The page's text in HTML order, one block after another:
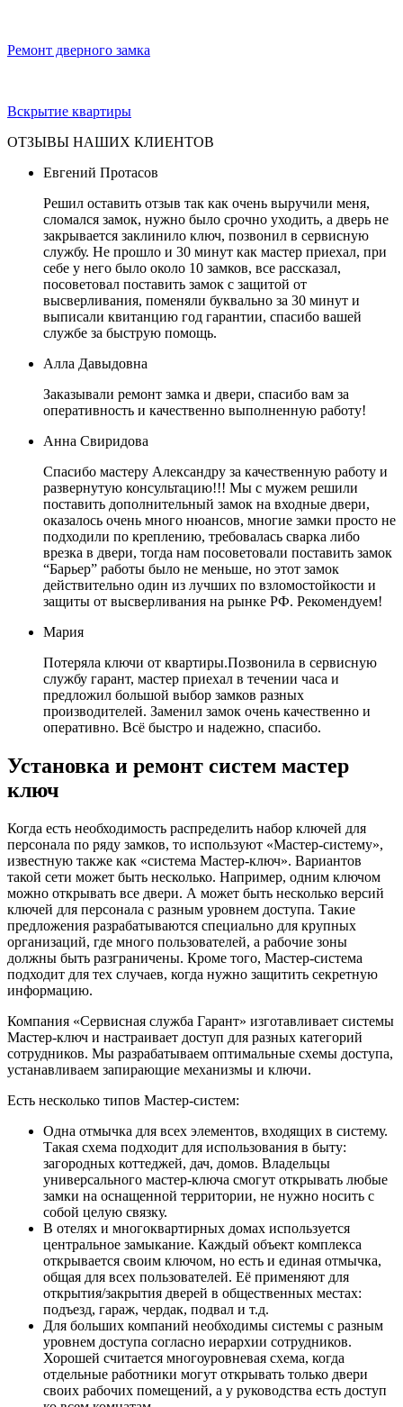
Ремонт дверного замка
Вскрытие квартиры
ОТЗЫВЫ НАШИХ КЛИЕНТОВ
Евгений Протасов
Решил оставить отзыв так как очень выручили меня,
сломался замок, нужно было срочно уходить, а дверь не
закрывается заклинило ключ, позвонил в сервисную
службу. Не прошло и 30 минут как мастер приехал, при
себе у него было около 10 замков, все рассказал,
посоветовал поставить замок с защитой от
высверливания, поменяли буквально за 30 минут и
выписали квитанцию год гарантии, спасибо вашей
службе за быструю помощь.
Алла Давыдовна
Заказывали ремонт замка и двери, спасибо вам за
оперативность и качественно выполненную работу!
Анна Свиридова
Спасибо мастеру Александру за качественную работу и
развернутую консультацию!!! Мы с мужем решили
поставить дополнительный замок на входные двери,
оказалось очень много нюансов, многие замки просто не
подходили по креплению, требовалась сварка либо
врезка в двери, тогда нам посоветовали поставить замок
“Барьер” работы было не меньше, но этот замок
действительно один из лучших по взломостойкости и
защиты от высверливания на рынке РФ. Рекомендуем!
Мария
Потеряла ключи от квартиры.Позвонила в сервисную
службу гарант, мастер приехал в течении часа и
предложил большой выбор замков разных
производителей. Заменил замок очень качественно и
оперативно. Всё быстро и надежно, спасибо.
Установка и ремонт систем мастер
ключ
Когда есть необходимость распределить набор ключей для
персонала по ряду замков, то используют «Мастер-систему»,
известную также как «система Мастер-ключ». Вариантов
такой сети может быть несколько. Например, одним ключом
можно открывать все двери. А может быть несколько версий
ключей для персонала с разным уровнем доступа. Такие
предложения разрабатываются специально для крупных
организаций, где много пользователей, а рабочие зоны
должны быть разграничены. Кроме того, Мастер-система
подходит для тех случаев, когда нужно защитить секретную
информацию.
Компания «Сервисная служба Гарант» изготавливает системы
Мастер-ключ и настраивает доступ для разных категорий
сотрудников. Мы разрабатываем оптимальные схемы доступа,
устанавливаем запирающие механизмы и ключи.
Есть несколько типов Мастер-систем:
Одна отмычка для всех элементов, входящих в систему.
Такая схема подходит для использования в быту:
загородных коттеджей, дач, домов. Владельцы
универсального мастер-ключа смогут открывать любые
замки на оснащенной территории, не нужно носить с
собой целую связку.
В отелях и многоквартирных домах используется
центральное замыкание. Каждый объект комплекса
открывается своим ключом, но есть и единая отмычка,
общая для всех пользователей. Её применяют для
открытия/закрытия дверей в общественных местах:
подъезд, гараж, чердак, подвал и т.д.
Для больших компаний необходимы системы с разным
уровнем доступа согласно иерархии сотрудников.
Хорошей считается многоуровневая схема, когда
отдельные работники могут открывать только двери
своих рабочих помещений, а у руководства есть доступ